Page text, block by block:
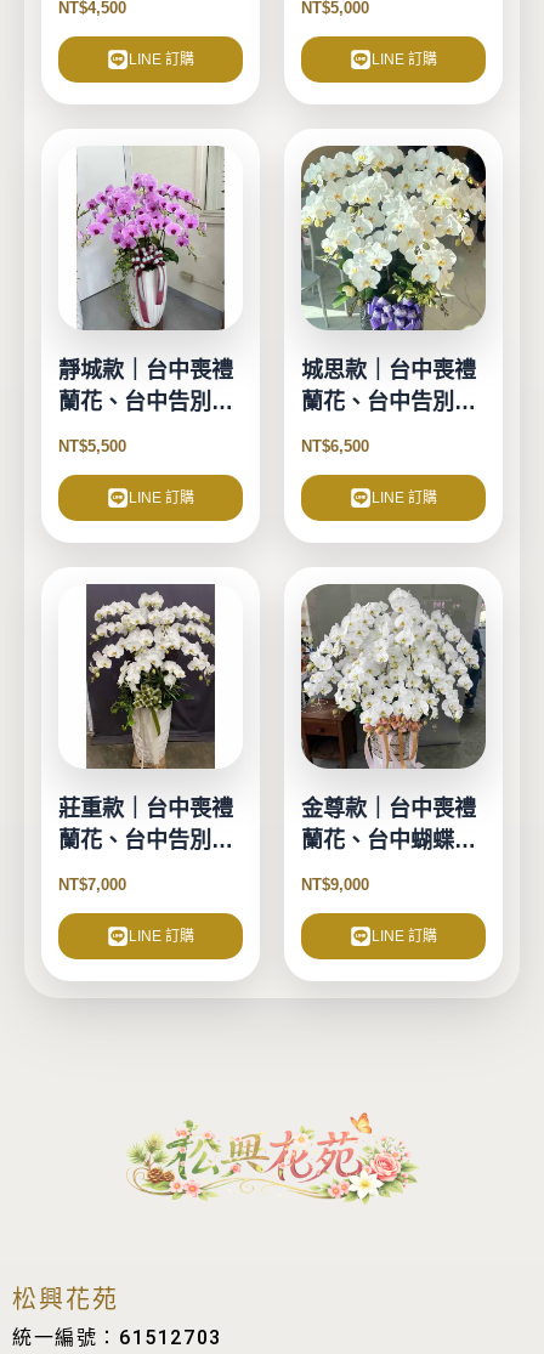
NT$4,500
LINE 訂購
NT$5,000
LINE 訂購
靜城款｜台中喪禮
蘭花、台中告別式
蘭花-10珠
NT$5,500
LINE 訂購
城思款｜台中喪禮
蘭花、台中告別式
蘭花-12珠
NT$6,500
LINE 訂購
莊重款｜台中喪禮
蘭花、台中告別式
蘭花-13珠
NT$7,000
LINE 訂購
金尊款｜台中喪禮
蘭花、台中蝴蝶
蘭-15珠
NT$9,000
LINE 訂購
松興花苑
統一編號：61512703